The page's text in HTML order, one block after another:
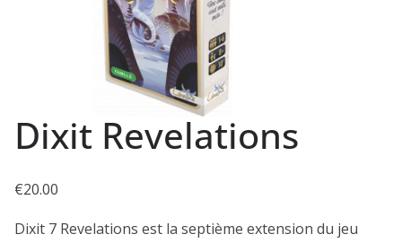
Dixit Revelations
€20.00
Dixit 7 Revelations est la septième extension du jeu